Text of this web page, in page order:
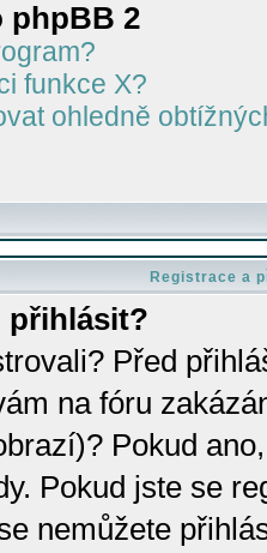
phpBB 2
funkce X?
ohledně
Registrace a
přihlásit?
Před
na fóru
Pokud
Pokud jste se
nemůžete